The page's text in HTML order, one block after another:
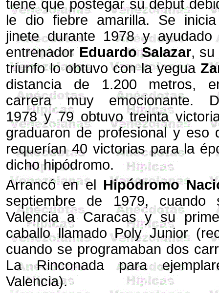
tiene que postegar su debut
le dio fiebre amarilla. Se
jinete durante 1978 y
entrenadorEduardo Salazar, su
triunfo lo obtuvo con la yegua
distancia de 1.200 metros,
carrera muy emocionante.
1978 y 79 obtuvo treinta
graduaron de profesional y eso
requerían 40 victorias para la
dicho hipódromo.
Arrancó en el Hipódromo
septiembre de 1979,
Valencia a Caracas y su
caballo llamado Poly Junior
cuando se programaban dos
La Rinconada para
Valencia).